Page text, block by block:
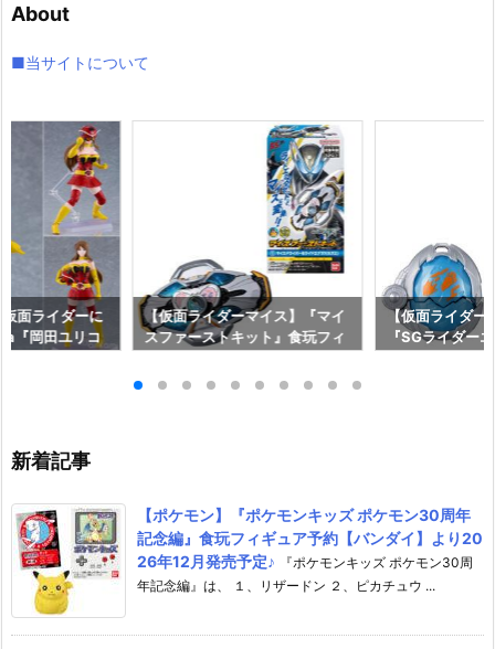
ブ
About
■当サイトについて
面ライダーに
『岡田ユリコ
【仮面ライダーマイス】『マイ
スファーストキット』食玩フィ
年8月31日発売♪
【仮面ライダー
『SGライダー
新着記事
【ポケモン】『ポケモンキッズ ポケモン30周年
記念編』食玩フィギュア予約【バンダイ】より20
26年12月発売予定♪
『ポケモンキッズ ポケモン30周
年記念編』は、 １、リザードン ２、ピカチュウ ...